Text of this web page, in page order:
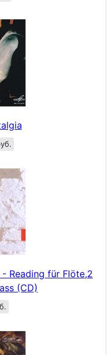
Reading für Flöte,2
(CD)